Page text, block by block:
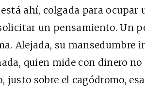
ahí, colgada para ocupar
un pensamiento. Un
Alejada, su mansedumbre
quien mide con dinero no
sobre el cagódromo,